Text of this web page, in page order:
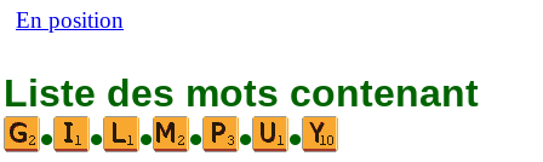
En position
Liste des mots contenant
•
• • • • •